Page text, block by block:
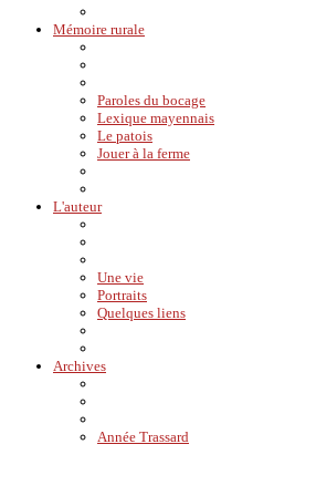
Mémoire rurale
Paroles du bocage
Lexique mayennais
Le patois
Jouer à la ferme
L'auteur
Une vie
Portraits
Quelques liens
Archives
Année Trassard